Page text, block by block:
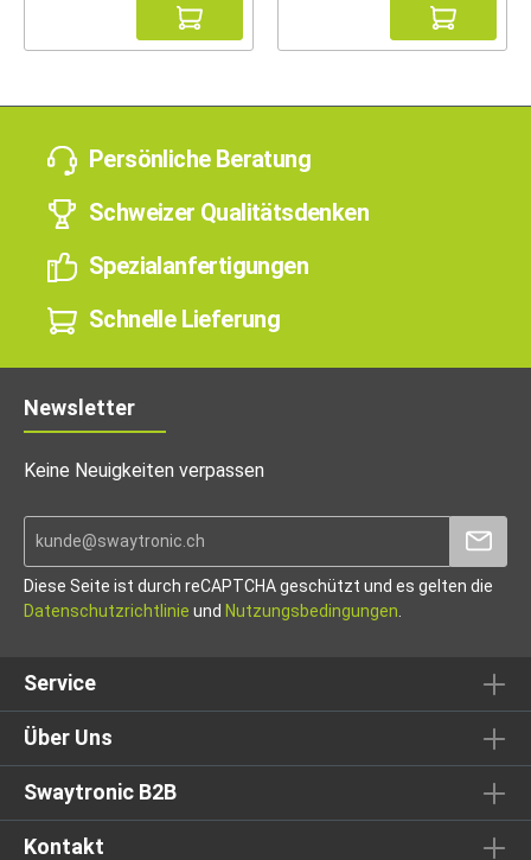
Persönliche Beratung
Schweizer Qualitätsdenken
Spezialanfertigungen
Schnelle Lieferung
Newsletter
Keine Neuigkeiten verpassen
Diese Seite ist durch reCAPTCHA geschützt und es gelten die
Datenschutzrichtlinie und Nutzungsbedingungen
Service
Über Uns
Swaytronic B2B
Kontakt